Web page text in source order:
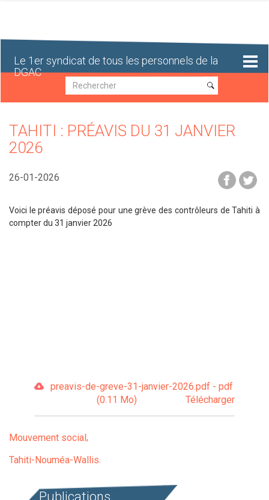
Le 1er syndicat de tous les personnels de la
DGAC
Recherche
Recherche
TAHITI : PRÉAVIS DU 31 JANVIER
2026
26-01-2026
Voici le préavis déposé pour une grève des contrôleurs de Tahiti à
compter du 31 janvier 2026
preavis-de-greve-31-janvier-2026.pdf - pdf
(0.11 Mo)
Télécharger
Mouvement social
Tahiti-Nouméa-Wallis
Publications